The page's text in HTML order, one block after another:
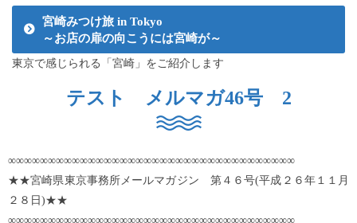
宮崎みつけ旅 in Tokyo
～お店の扉の向こうには宮崎が～
東京で感じられる「宮崎」をご紹介します
テスト メルマガ46号 2
∞∞∞∞∞∞∞∞∞∞∞∞∞∞∞∞∞∞∞∞∞∞∞∞∞∞∞∞∞∞∞∞∞∞∞∞
★★宮崎県東京事務所メールマガジン 第４６号(平成２６年１１月
２８日)★★
∞∞∞∞∞∞∞∞∞∞∞∞∞∞∞∞∞∞∞∞∞∞∞∞∞∞∞∞∞∞∞∞∞∞∞∞